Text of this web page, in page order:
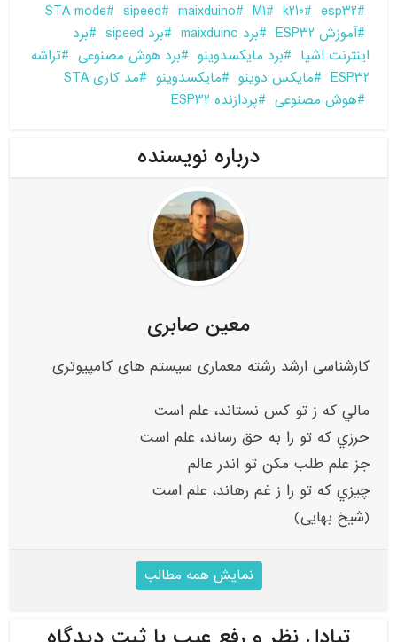
esp32
k210
M1
maixduino
sipeed
STA mode
آموزش ESP32
برد maixduino برد sipeed
برد
اینترنت اشیا
برد مایکسدوینو برد هوش مصنوعی
تراشه
ESP32
مایکس دوینو مایکسدوینو
مد کاری STA
هوش مصنوعی
پردازنده ESP32
درباره نویسنده
معین صابری
کارشناسی ارشد رشته معماری سیستم های کامپیوتری
مالي که ز تو کس نستاند، علم است
حرزي که تو را به حق رساند، علم است
جز علم طلب مکن تو اندر عالم
چيزي که تو را ز غم رهاند، علم است
(شیخ بهایی)
نمایش همه مطالب